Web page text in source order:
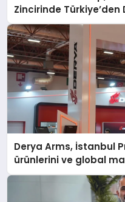
Zincirinde Türkiye’den
Derya Arms, İstanbul
ürünlerini ve global